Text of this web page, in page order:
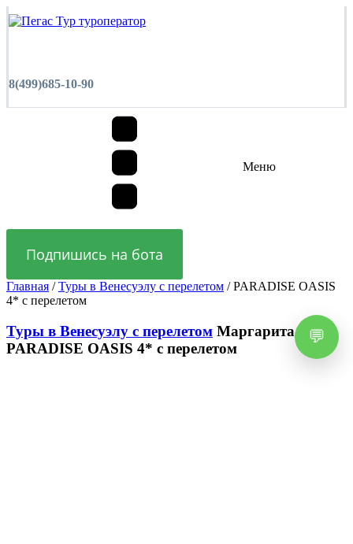
8(499)685-10-90
Меню
Подпишись на бота
Главная /Туры в Венесуэлу с перелетом / PARADISE OASIS
4* с перелетом
Туры в Венесуэлу с перелетом Маргарита о-в
PARADISE OASIS 4* с перелетом